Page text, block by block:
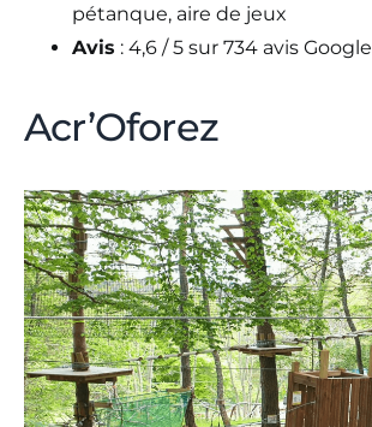
pétanque, aire de jeux
Avis : 4,6 / 5 sur 734 avis Google
Acr’Oforez